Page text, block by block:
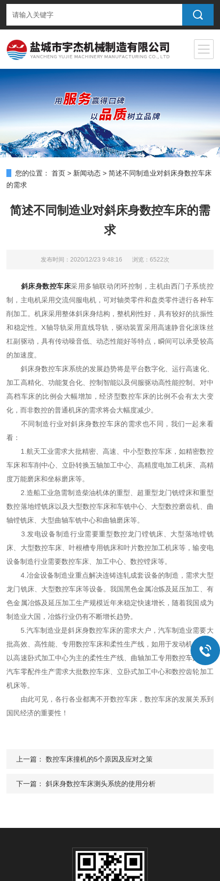
您的位置： 首页 > 新闻动态 >简述不同制造业对斜床身数控车床
的需求
简述不同制造业对斜床身数控车床的需
求
发布时间：2020/12/23 9:48:16 浏览：6522次
斜床身数控车床采用多轴联动闭环控制，主机由西门子系统控
制，主电机采用交流伺服电机，可对轴类零件和盘类零件进行各种车
削加工。机床采用整体斜床身结构，整机刚性好，具有较好的抗振性
和稳定性。X轴导轨采用直线导轨，驱动装置采用高速静音化滚珠丝
杠副驱动，具有传动噪音低、动态性能好等特点，瞬间可以承受较高
的加速度。
斜床身数控车床系统的发展趋势将是平台数字化、运行高速化、
加工高精化、功能复合化、控制智能以及伺服驱动高性能控制。对中
高档车床的比例会大幅增加，经济型数控车床的比例不会有太大变
化，而非数控的普通机床的需求将会大幅度减少。
不同制造行业对斜床身数控车床的需求也不同，我们一起来看
看：
1.航天工业需求大批精密、高速、中小型数控车床，如精密数控
车床和车削中心、立卧转换五轴加工中心、高精度电加工机床、高精
度万能磨床和坐标磨床等。
2.造船工业急需制造柴油机体的重型、超重型龙门铣镗床和重型
数控落地镗铣床以及大型数控车床和车铣中心、大型数控磨齿机、曲
轴镗铣床、大型曲轴车铣中心和曲轴磨床等。
3.发电设备制造行业需要重型数控龙门镗铣床、大型落地镗铣
床、大型数控车床、叶根槽专用铣床和叶片数控加工机床等，输变电
设备制造行业需要数控车床、加工中心、数控镗床等。
4.冶金设备制造业重点解决连铸连轧成套设备的制造，需求大型
龙门铣床、大型数控车床等设备。我国黑色金属冶炼及延压加工、有
色金属冶炼及延压加工生产规模近年来稳定快速增长，随着我国成为
制造业大国，冶炼行业仍有不断增长趋势。
5.汽车制造业是斜床身数控车床的需求大户，汽车制造业需要大
批高效、高性能、专用数控车床和柔性生产线，如用于发动机加工的
以高速卧式加工中心为主的柔性生产线、曲轴加工专用数控车床等。
汽车零配件生产需求大批数控车床、立卧式加工中心和数控齿轮加工
机床等。
由此可见，各行各业都离不开数控车床，数控车床的发展关系到
国民经济的重要性！
上一篇：数控车床撞机的5个原因及应对之策
下一篇：斜床身数控车床测头系统的使用分析